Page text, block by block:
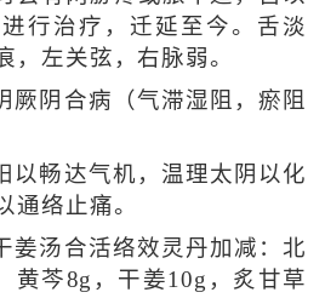
行治疗，迁延至今。舌淡
，左关弦，右脉弱。
厥阴合病（气滞湿阻，瘀阻
以畅达气机，温理太阴以化
通络止痛。
姜汤合活络效灵丹加减：北
黄芩8g，干姜10g，炙甘草